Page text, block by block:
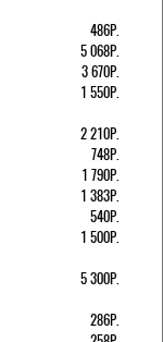
486Р.
5 068Р.
3 670Р.
1 550Р.
2 210Р.
748Р.
1 790Р.
1 383Р.
540Р.
1 500Р.
5 300Р.
286Р.